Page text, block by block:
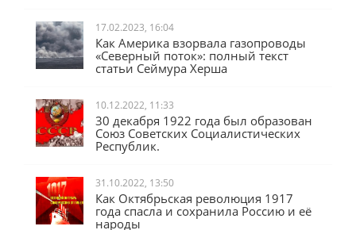
17.02.2023, 16:04
Как Америка взорвала газопроводы
«Северный поток»: полный текст
статьи Сеймура Херша
10.12.2022, 11:33
30 декабря 1922 года был образован
Союз Советских Социалистических
Республик.
31.10.2022, 13:50
Как Октябрьская революция 1917
года спасла и сохранила Россию и её
народы